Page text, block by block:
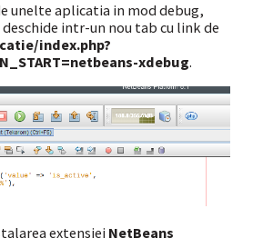
unelte aplicatia in mod debug,
intr-un nou tab cu link de
index.php?
xdebug.
extensiei NetBeans